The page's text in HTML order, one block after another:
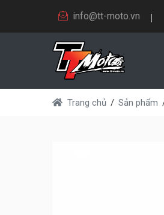
info@tt-moto.vn
Trang chủ Sản phẩm